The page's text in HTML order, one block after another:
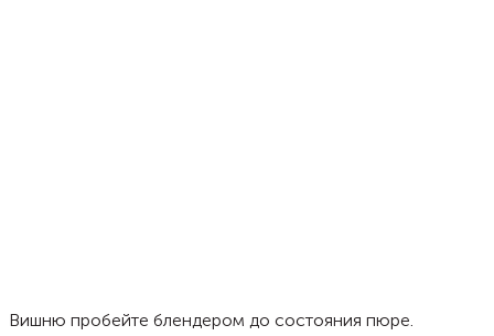
Вишню пробейте блендером до состояния пюре.